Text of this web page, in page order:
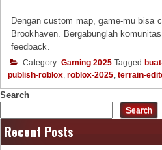
Dengan custom map, game-mu bisa
Brookhaven. Bergabunglah
feedback.
Category: Gaming 2025 Tagged
publish-roblox, roblox-2025, terrain-
Search
Search
Recent Posts